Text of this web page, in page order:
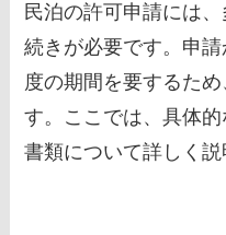
民泊の許可申請には
続きが必要です。申
度の期間を要するた
す。ここでは、具体
書類について詳しく説